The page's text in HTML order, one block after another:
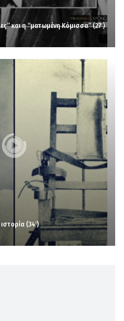
και η “ματωμένη Κόμισσα” (27′)
(34′)